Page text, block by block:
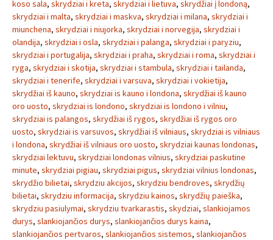
koso sala, skrydziai i kreta, skrydziai i lietuva, skrydžiai į londoną,
skrydziai i malta, skrydziai i maskva, skrydziai i milana, skrydziai i
miunchena, skrydziai i niujorka, skrydziai i norvegija, skrydziai i
olandija, skrydziai i osla, skrydziai i palanga, skrydziai i paryziu,
skrydziai i portugalija, skrydziai i praha, skrydziai i roma, skrydziai i
ryga, skrydziai i skotija, skrydziai i stambula, skrydziai i tailanda,
skrydziai i tenerife, skrydziai i varsuva, skrydziai i vokietija,
skrydžiai iš kauno, skrydziai is kauno i londona, skrydžiai iš kauno
oro uosto, skrydziai is londono, skrydziai is londono i vilniu,
skrydziai is palangos, skrydžiai iš rygos, skrydžiai iš rygos oro
uosto, skrydziai is varsuvos, skrydžiai iš vilniaus, skrydziai is vilniaus
i londona, skrydžiai iš vilniaus oro uosto, skrydziai kaunas londonas,
skrydziai lektuvu, skrydziai londonas vilnius, skrydziai paskutine
minute, skrydziai pigiau, skrydziai pigus, skrydziai vilnius londonas,
skrydžio bilietai, skrydziu akcijos, skrydziu bendroves, skrydžių
bilietai, skrydziu informacija, skrydziu kainos, skrydžių paieška,
skrydziu pasiulymai, skrydziu tvarkarastis, skydziai, slankiojamos
durys, slankiojančios durys, slankiojančios durys kaina,
slankiojančios pertvaros, slankiojančios sistemos, slankiojančios